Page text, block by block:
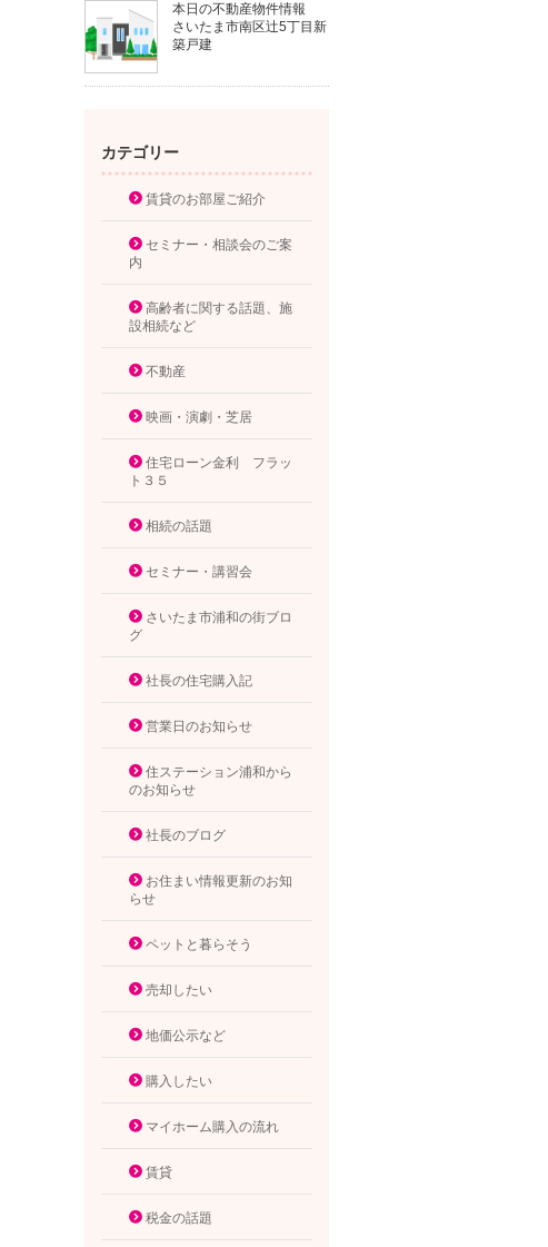
本日の不動産物件情報
さいたま市南区辻5丁目新
築戸建
カテゴリー
賃貸のお部屋ご紹介
セミナー・相談会のご案
内
高齢者に関する話題、施
設相続など
不動産
映画・演劇・芝居
住宅ローン金利 フラッ
ト３５
相続の話題
セミナー・講習会
さいたま市浦和の街ブロ
グ
社長の住宅購入記
営業日のお知らせ
住ステーション浦和から
のお知らせ
社長のブログ
お住まい情報更新のお知
らせ
ペットと暮らそう
売却したい
地価公示など
購入したい
マイホーム購入の流れ
賃貸
税金の話題